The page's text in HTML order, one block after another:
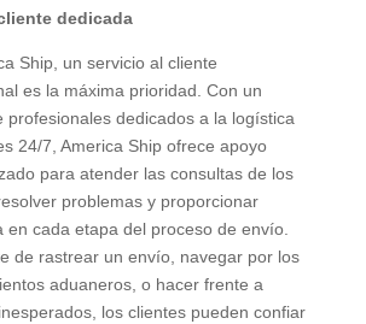
dedicada
Ship, un servicio al cliente
es la máxima prioridad. Con un
profesionales dedicados a la logística
24/7, America Ship ofrece apoyo
para atender las consultas de los
problemas y proporcionar
en cada etapa del proceso de envío.
de rastrear un envío, navegar por los
aduaneros, o hacer frente a
los clientes pueden confiar